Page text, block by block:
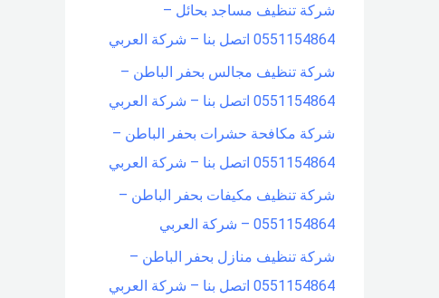
شركة تنظيف مساجد بحائل –
0551154864 اتصل بنا – شركة العربي
شركة تنظيف مجالس بحفر الباطن –
0551154864 اتصل بنا – شركة العربي
شركة مكافحة حشرات بحفر الباطن –
0551154864 اتصل بنا – شركة العربي
شركة تنظيف مكيفات بحفر الباطن –
0551154864 – شركة العربي
شركة تنظيف منازل بحفر الباطن –
0551154864 اتصل بنا – شركة العربي